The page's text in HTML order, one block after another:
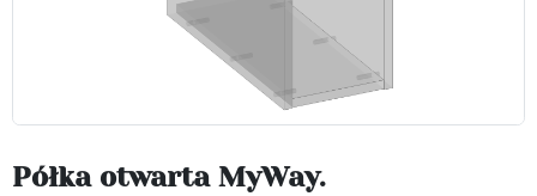
Półka otwarta MyWay.